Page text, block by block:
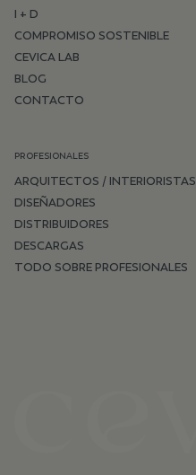
I + D
COMPROMISO SOSTENIBLE
CEVICA LAB
BLOG
CONTACTO
PROFESIONALES
ARQUITECTOS / INTERIORISTAS
DISEÑADORES
DISTRIBUIDORES
DESCARGAS
TODO SOBRE PROFESIONALES